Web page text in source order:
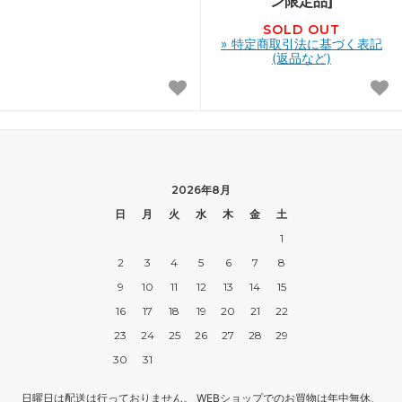
SOLD OUT
» 特定商取引法に基づく表記
(返品など)
2026年8月
日
月 火 水 木 金
土
1
2
3 4 5 6 7
8
9
10 11 12 13 14
15
16
17 18 19 20 21
22
23
24 25 26 27 28
29
30
31
日曜日は配送は行っておりません。 WEBショップでのお買物は年中無休、